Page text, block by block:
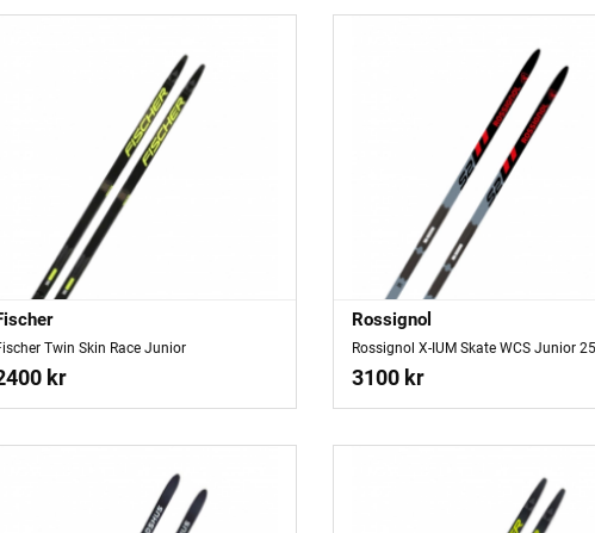
Twin Skin Race Junior
kr
Rossignol
Rossignol X-IUM Skate WCS Junior
3100 kr